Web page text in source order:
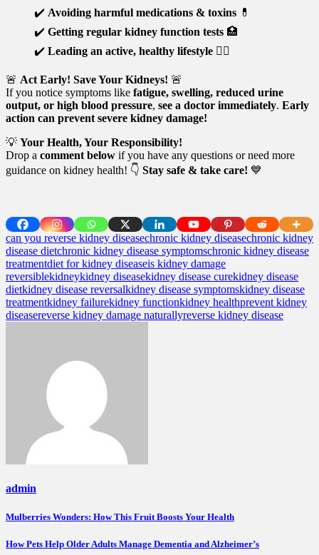
✔️ Avoiding harmful medications & toxins 💊
✔️ Getting regular kidney function tests 🏥
✔️ Leading an active, healthy lifestyle 🚶‍♂️
🚨 Act Early! Save Your Kidneys! 🚨
If you notice symptoms like fatigue, swelling, reduced urine
output, or high blood pressure, see a doctor immediately. Early
action can prevent severe kidney damage!
💡 Your Health, Your Responsibility!
Drop a comment below if you have any questions or need more
guidance on kidney health! 👇 Stay safe & take care! 💙
can you reverse kidney diseasechronic kidney diseasechronic kidney
disease dietchronic kidney disease symptomschronic kidney disease
treatmentdiet for kidney diseaseis kidney damage
reversiblekidneykidney diseasekidney disease curekidney disease
dietkidney disease reversalkidney disease symptomskidney disease
treatmentkidney failurekidney functionkidney healthprevent kidney
diseasereverse kidney damage naturallyreverse kidney disease
admin
Post
navigation
Mulberries Wonders: How This Fruit Boosts Your Health
How Pets Help Older Adults Manage Dementia and Alzheimer’s